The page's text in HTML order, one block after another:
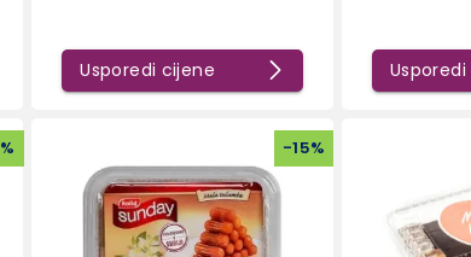
Usporedi cijene
% -15%